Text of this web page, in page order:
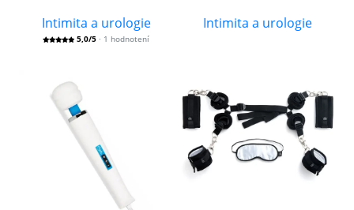
Intimita a urologie
5,0/5 · 1 hodnotení
Intimita a urologie